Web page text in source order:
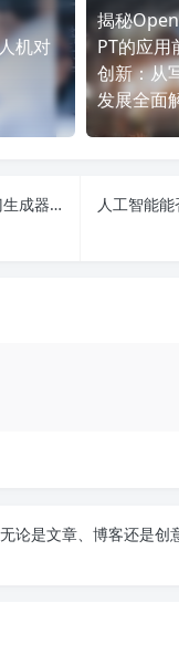
机对
揭秘
PT的应用
创新：从
发展全面
揭示AI写作的真相：查重率、赚钱能力及热门生成器的全面分析
论是文章、博客还是